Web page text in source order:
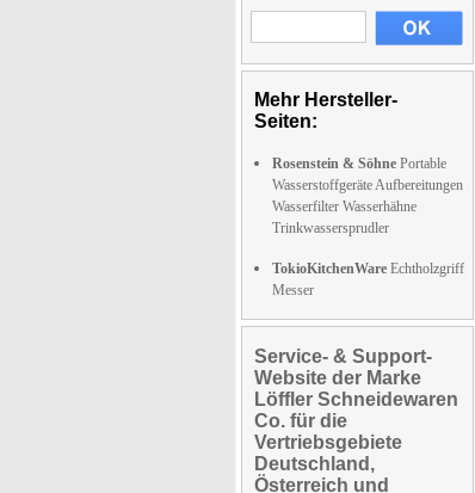
Mehr Hersteller-
Seiten:
Rosenstein & Söhne Portable
Wasserstoffgeräte Aufbereitungen
Wasserfilter Wasserhähne
Trinkwassersprudler
TokioKitchenWare Echtholzgriff
Messer
Service- & Support-
Website der Marke
Löffler Schneidewaren
Co. für die
Vertriebsgebiete
Deutschland,
Österreich und